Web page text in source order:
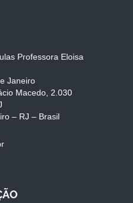
Professora Eloisa
Janeiro
Macedo, 2.030
– RJ – Brasil